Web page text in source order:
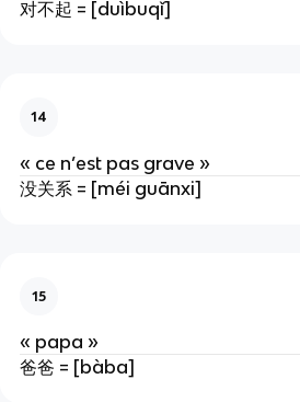
对不起 = [duìbuqǐ]
14
« ce n’est pas grave »
没关系 = [méi guānxi]
15
« papa »
爸爸 = [bàba]